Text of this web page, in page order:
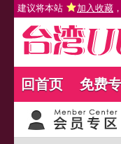
建议将本站 加入收藏
回首页 免费